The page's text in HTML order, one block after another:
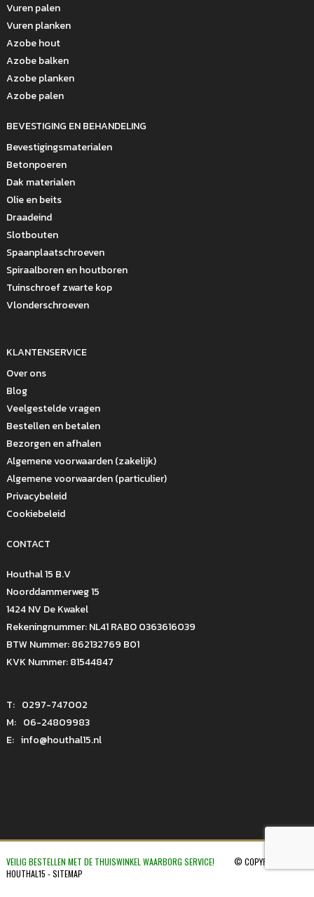
Vuren palen
Vuren planken
Azobe hout
Azobe balken
Azobe planken
Azobe palen
BEVESTIGING EN BEHANDELING
Bevestigingsmaterialen
Betonpoeren
Dak materialen
Olie en beits
Draadeind
Slotbouten
Spaanplaatschroeven
Spiraalboren en houtboren
Tuinschroef zwarte kop
Vlonderschroeven
KLANTENSERVICE
Over ons
Blog
Veelgestelde vragen
Bestellen en betalen
Bezorgen en afhalen
Algemene voorwaarden (zakelijk)
Algemene voorwaarden (particulier)
Privacybeleid
Cookiebeleid
CONTACT
Houthal 15 B.V
Noorddammerweg 15
1424 NV De Kwakel
Rekeningnummer: NL41 RABO 0363616039
BTW Nummer: 862132769 B01
KVK Nummer: 81544847
T: 0297-747002
M: 06-24809983
E: info@houthal15.nl
VEILIG BESTELLEN MET DE THUISWINKEL WAARBORG SERVICE!
© COPYRIGHT 2026
HOUTHAL15 -SITEMAP